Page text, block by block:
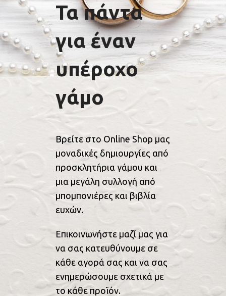
Τα πάντα
για έναν
υπέροχο
γάμο
Βρείτε στο Online Shop μας
μοναδικές δημιουργίες από
προσκλητήρια γάμου και
μια μεγάλη συλλογή από
μπομπονιέρες και βιβλία
ευχών.
Επικοινωνήστε μαζί μας για
να σας κατευθύνουμε σε
κάθε αγορά σας και να σας
ενημερώσουμε σχετικά με
το κάθε προϊόν.